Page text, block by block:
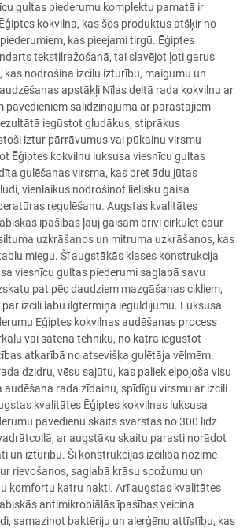
gultas piederumu komplektu pamatā ir
kokvilna, kas šos produktus atšķir no
kas pieejami tirgū. Ēģiptes
tekstilražošanā, tai slavējot ļoti garus
kas nodrošina izcilu izturību, maigumu un
apstākļi Nīlas deltā rada kokvilnu ar
pavedieniem salīdzinājumā ar parastajiem
iegūstot gludākus, stiprākus
iztur pārrāvumus vai pūkainu virsmu
Ēģiptes kokvilnu luksusa viesnīcu gultas
gulēšanas virsma, kas pret ādu jūtas
vienlaikus nodrošinot lielisku gaisa
regulēšanu. Augstas kvalitātes
īpašības ļauj gaisam brīvi cirkulēt caur
uzkrāšanos un mitruma uzkrāšanos, kas
miegu. Šī augstākās klases konstrukcija
viesnīcu gultas piederumi saglabā savu
pat pēc daudziem mazgāšanas cikliem,
izcili labu ilgtermiņa ieguldījumu. Luksusa
Ēģiptes kokvilnas audēšanas process
vai satēna tehniku, no katra iegūstot
atkarībā no atsevišķa gulētāja vēlmēm.
dzidru, vēsu sajūtu, kas paliek elpojoša visu
audēšana rada zīdainu, spīdīgu virsmu ar izcili
kvalitātes Ēģiptes kokvilnas luksusa
pavedienu skaits svārstās no 300 līdz
ar augstāku skaitu parasti norādot
un izturību. Šī konstrukcijas izcilība nozīmē
rievošanos, saglabā krāsu spožumu un
komfortu katru nakti. Arī augstas kvalitātes
antimikrobiālās īpašības veicina
samazinot baktēriju un alerģēnu attīstību, kas